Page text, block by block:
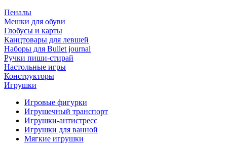
Пеналы
Мешки для обуви
Глобусы и карты
Канцтовары для левшей
Наборы для Bullet journal
Ручки пиши-стирай
Настольные игры
Конструкторы
Игрушки
Игровые фигурки
Игрушечный транспорт
Игрушки-антистресс
Игрушки для ванной
Мягкие игрушки